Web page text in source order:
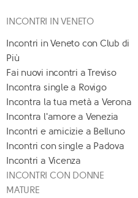
INCONTRI IN VENETO
Incontri in Veneto con Club di
Più
Fai nuovi incontri a Treviso
Incontra single a Rovigo
Incontra la tua metà a Verona
Incontra l'amore a Venezia
Incontri e amicizie a Belluno
Incontri con single a Padova
Incontri a Vicenza
INCONTRI CON DONNE
MATURE